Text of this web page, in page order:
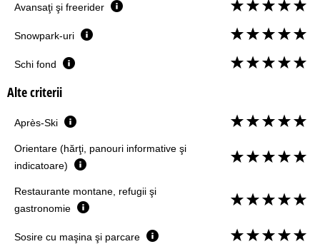
Avansaţi şi freerider
Snowpark-uri
Schi fond
Alte criterii
Après-Ski
Orientare (hărţi, panouri informative şi
indicatoare)
Restaurante montane, refugii şi
gastronomie
Sosire cu maşina şi parcare